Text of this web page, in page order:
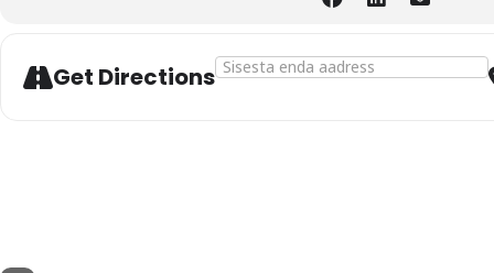
Get DirectionsAddress - ICC AKADEEMIA